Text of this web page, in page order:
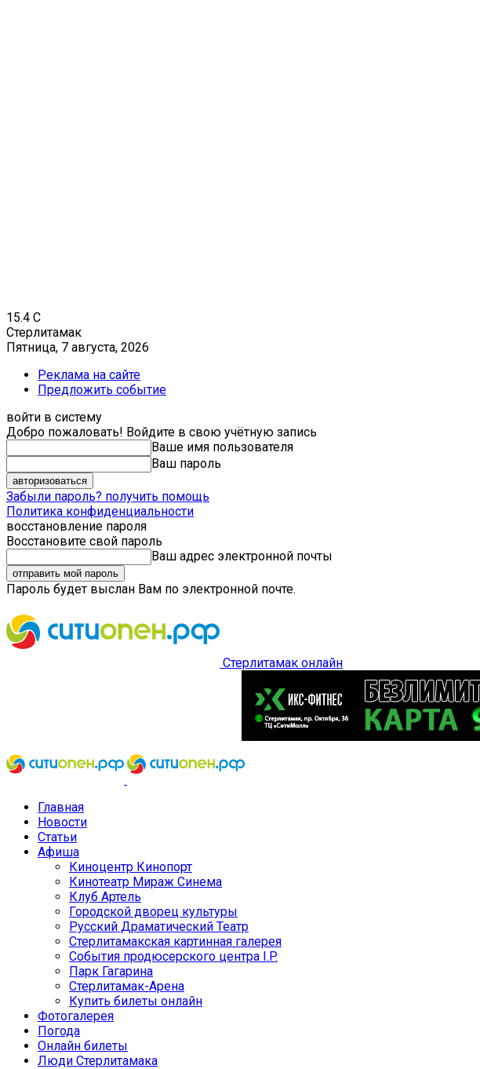
15.4 C
Стерлитамак
Пятница, 7 августа, 2026
Реклама на сайте
Предложить событие
войти в систему
Добро пожаловать! Войдите в свою учётную запись
Ваше имя пользователя
Ваш пароль
Забыли пароль? получить помощь
Политика конфиденциальности
восстановление пароля
Восстановите свой пароль
Ваш адрес электронной почты
Пароль будет выслан Вам по электронной почте.
Стерлитамак онлайн
Главная
Новости
Статьи
Афиша
Киноцентр Кинопорт
Кинотеатр Мираж Синема
Клуб Артель
Городской дворец культуры
Русский Драматический Театр
Стерлитамакская картинная галерея
События продюсерского центра I.P.
Парк Гагарина
Стерлитамак-Арена
Купить билеты онлайн
Фотогалерея
Погода
Онлайн билеты
Люди Стерлитамака